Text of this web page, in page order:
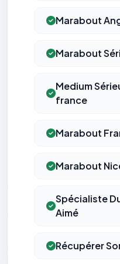
Marabout
Marabout
Medium
france
Marabout
Marabout
Spécialiste
Aimé
Récupérer